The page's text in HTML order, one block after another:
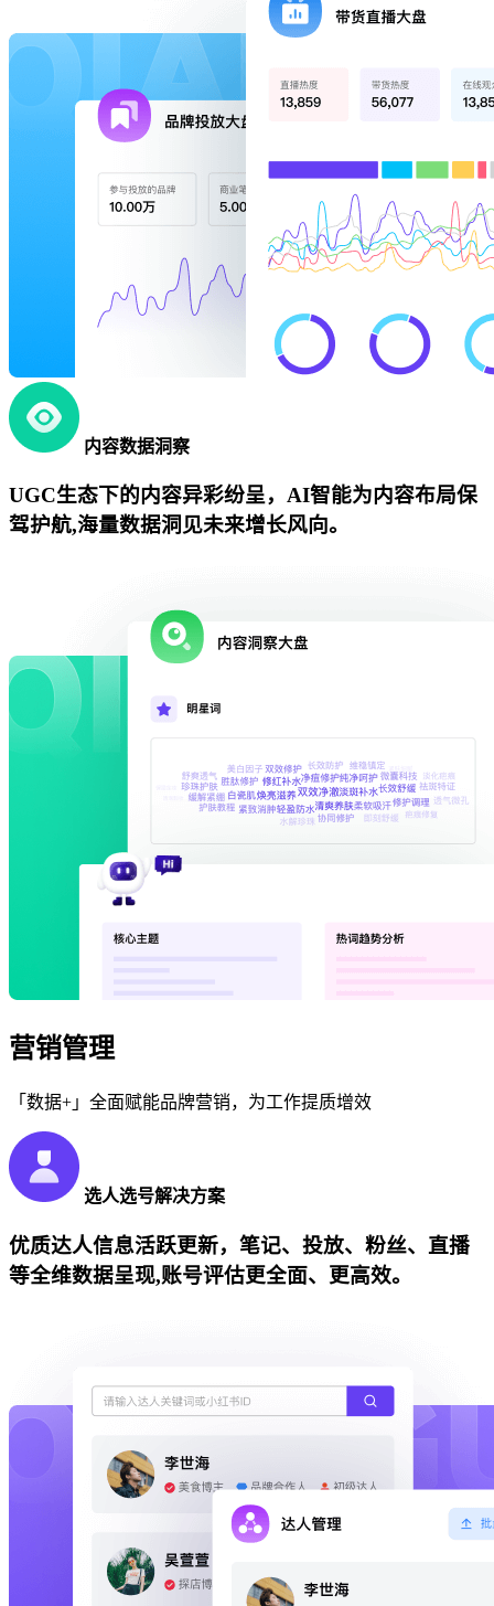
内容数据洞察
UGC生态下的内容异彩纷呈，AI智能为内容布局保
驾护航,海量数据洞见未来增长风向。
营销管理
「数据+」全面赋能品牌营销，为工作提质增效
选人选号解决方案
优质达人信息活跃更新，笔记、投放、粉丝、直播
等全维数据呈现,账号评估更全面、更高效。